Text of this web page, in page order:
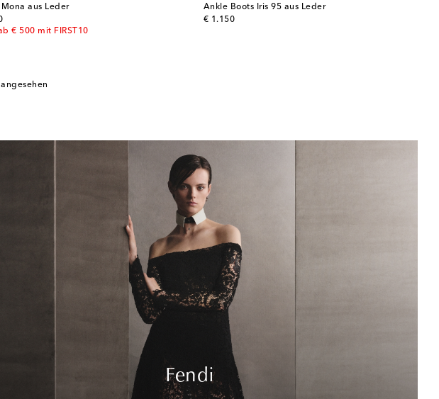
aus Leder
price
€ 500 mit FIRST10
Ankle Boots Iris 95 aus Leder
€ 1.150
original price
Fendi